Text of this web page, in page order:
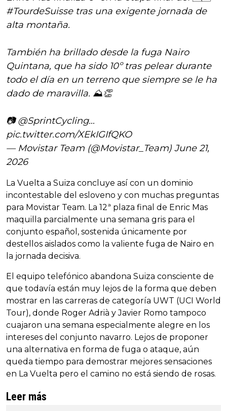
#TourdeSuissetras una exigente jornada de
alta montaña.
También ha brillado desde la fuga Nairo
Quintana, que ha sido 10º tras pelear durante
todo el día en un terreno que siempre se le ha
dado de maravilla. ⛰️👏
📷@SprintCycling…
pic.twitter.com/XEkIGIfQKO
— Movistar Team (@Movistar_Team) June 21,
2026
La Vuelta a Suiza concluye así con un dominio
incontestable del esloveno y con muchas preguntas
para Movistar Team. La 12ª plaza final de Enric Mas
maquilla parcialmente una semana gris para el
conjunto español, sostenida únicamente por
destellos aislados como la valiente fuga de Nairo en
la jornada decisiva.
El equipo telefónico abandona Suiza consciente de
que todavía están muy lejos de la forma que deben
mostrar en las carreras de categoría UWT (UCI World
Tour), donde Roger Adrià y Javier Romo tampoco
cuajaron una semana especialmente alegre en los
intereses del conjunto navarro. Lejos de proponer
una alternativa en forma de fuga o ataque, aún
queda tiempo para demostrar mejores sensaciones
en La Vuelta pero el camino no está siendo de rosas.
Leer más